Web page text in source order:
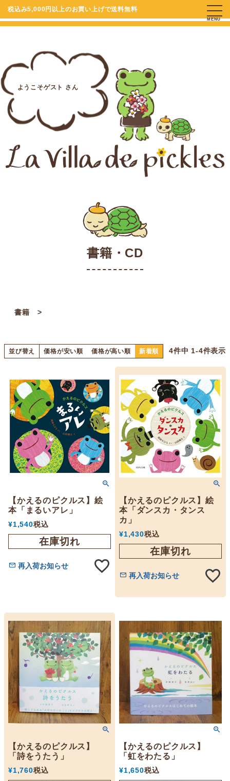
税込み5,000円以上のお買い上げで送料無料
ようこそゲスト さん
MENU
書籍・CD
書籍
並び替え 価格が安い順 価格が高い順 新着順 4件中 1-4件表示
【かえるのピクルス】絵
本「まるいアレ」
¥1,540税込
在庫切れ
再入荷お知らせ
【かえるのピクルス】絵
本「ダンスカ・タンス
カ」
¥1,430税込
在庫切れ
再入荷お知らせ
【かえるのピクルス】
「詩をうたう」
¥1,760税込
【かえるのピクルス】
「虹をわたる」
¥1,650税込